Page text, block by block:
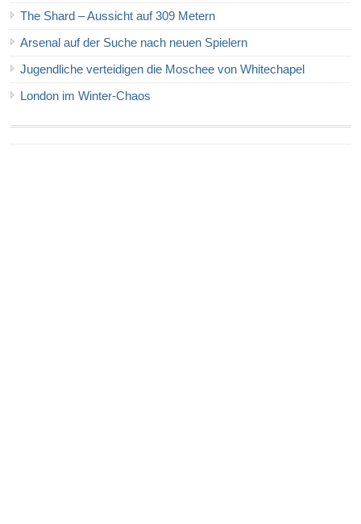
The Shard – Aussicht auf 309 Metern
Arsenal auf der Suche nach neuen Spielern
Jugendliche verteidigen die Moschee von Whitechapel
London im Winter-Chaos